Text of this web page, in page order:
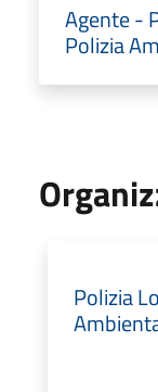
Agente -
Polizia
Polizia